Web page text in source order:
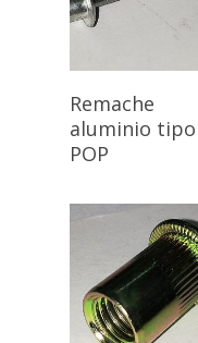
Leer Más
Remache
aluminio tipo
POP